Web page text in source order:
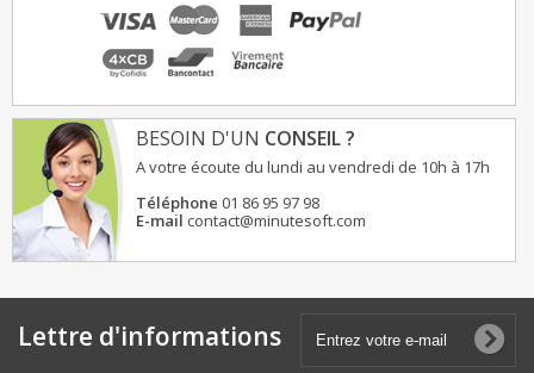
BESOIN D'UN CONSEIL ?
A votre écoute du lundi au vendredi de 10h à 17h
Téléphone 01 86 95 97 98
E-mail contact@minutesoft.com
Lettre d'informations